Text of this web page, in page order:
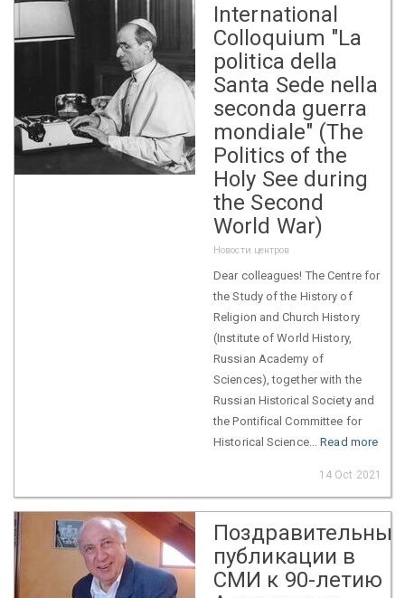
International
Colloquium "La
politica della
Santa Sede nella
seconda guerra
mondiale" (The
Politics of the
Holy See during
the Second
World War)
Новости центров
Dear colleagues! The Centre for
the Study of the History of
Religion and Church History
(Institute of World History,
Russian Academy of
Sciences), together with the
Russian Historical Society and
the Pontifical Committee for
Historical Science...Read more
14 Oct 2021
Поздравительные
публикации в
СМИ к 90-летию